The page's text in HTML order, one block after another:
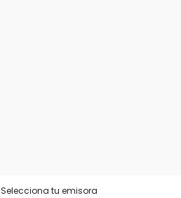
Selecciona tu emisora